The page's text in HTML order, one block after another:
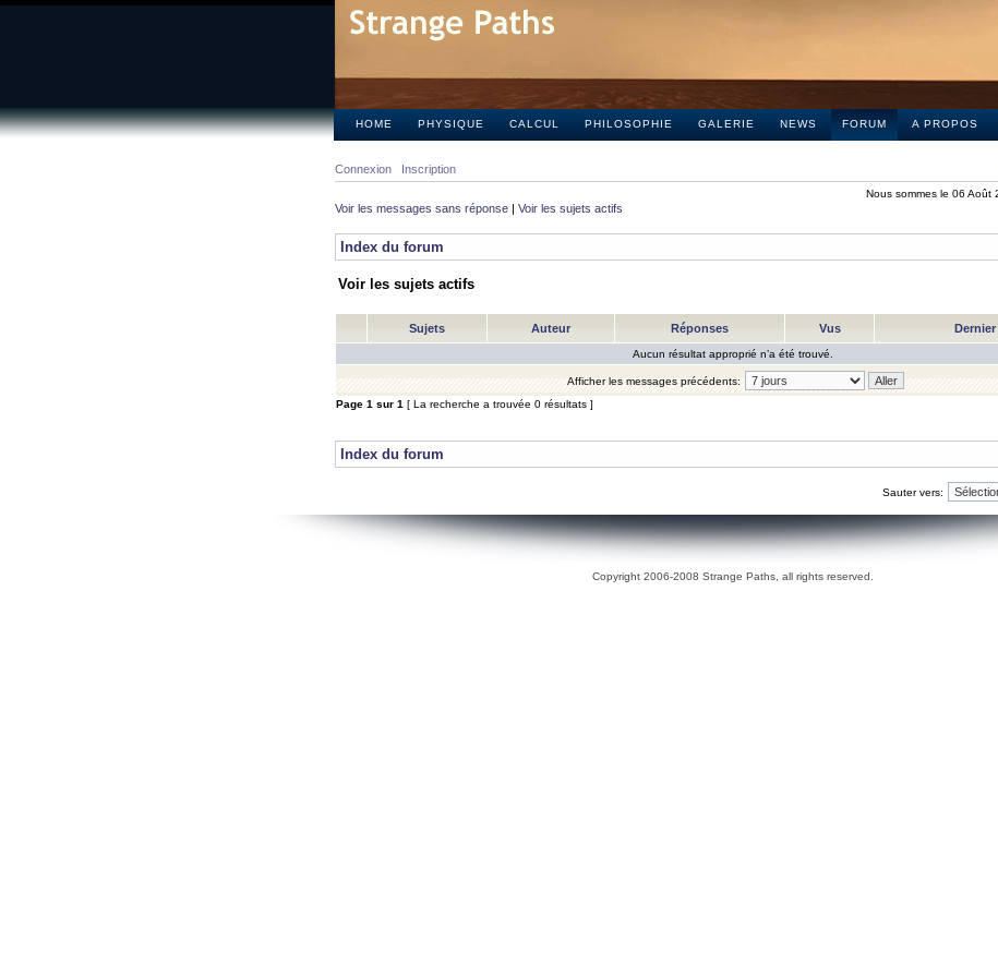
HOME PHYSIQUE CALCUL PHILOSOPHIE GALERIE NEWS FORUM A PROPOS
Connexion Inscription
Nous sommes le 06 Août
Voir les messages sans réponse | Voir les sujets actifs
Index du forum
Voir les sujets actifs
Sujets Auteur Réponses Vus
Aucun résultat approprié n’a été trouvé.
Afficher les messages précédents:
Page 1 sur 1 [ La recherche a trouvée 0 résultats ]
Index du forum
Sauter vers:
Copyright 2006-2008 Strange Paths, all rights reserved.